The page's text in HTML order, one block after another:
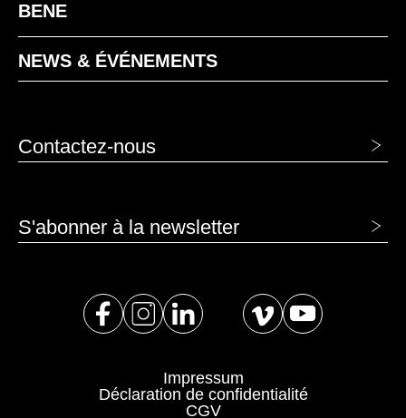
BENE
NEWS & ÉVÉNEMENTS
Contactez-nous
S'abonner à la newsletter
Impressum
Déclaration de confidentialité
CGV